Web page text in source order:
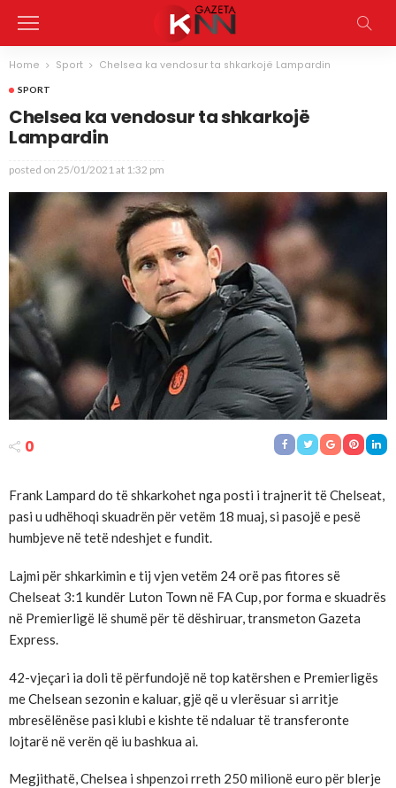
Home Sport Chelsea ka vendosur ta shkarkojë Lampardin
SPORT
Chelsea ka vendosur ta shkarkojë
Lampardin
posted on 25/01/2021 at 1:32 pm
0
Frank Lampard do të shkarkohet nga posti i trajnerit të Chelseat,
pasi u udhëhoqi skuadrën për vetëm 18 muaj, si pasojë e pesë
humbjeve në tetë ndeshjet e fundit.
Lajmi për shkarkimin e tij vjen vetëm 24 orë pas fitores së
Chelseat 3:1 kundër Luton Town në FA Cup, por forma e skuadrës
në Premierligë lë shumë për të dëshiruar, transmeton Gazeta
Express.
42-vjeçari ia doli të përfundojë në top katërshen e Premierligës
me Chelsean sezonin e kaluar, gjë që u vlerësuar si arritje
mbresëlënëse pasi klubi e kishte të ndaluar të transferonte
lojtarë në verën që iu bashkua ai.
Megjithatë, Chelsea i shpenzoi rreth 250 milionë euro për blerje